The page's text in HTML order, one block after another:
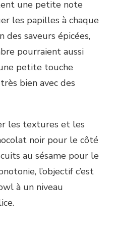
une petite note
les papilles à chaque
des saveurs épicées,
pourraient aussi
petite touche
bien avec des
les textures et les
noir pour le côté
au sésame pour le
l’objectif c’est
à un niveau